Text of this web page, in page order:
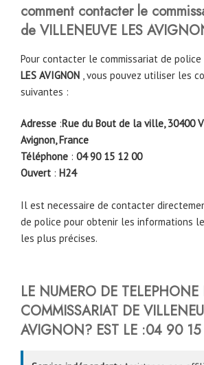
comment contacter le
de VILLENEUVE LES
Pour contacter le commissariat de police
LES AVIGNON , vous pouvez utiliser les
suivantes :
Adresse :Rue du Bout de la ville, 30400
Avignon, France
Téléphone : 04 90 15 12 00
Ouvert : H24
Il est necessaire de contacter
de police pour obtenir les informations
les plus précises.
LE NUMERO DE TELEPHONE
COMMISSARIAT DE
AVIGNON? EST LE :04 90